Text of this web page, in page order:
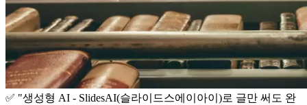
✅ "생성형 AI - SlidesAI(슬라이드스에이아이)로 글만 써도 완